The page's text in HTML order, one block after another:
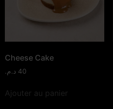
Cheese Cake
40 د.م.
Ajouter au panier